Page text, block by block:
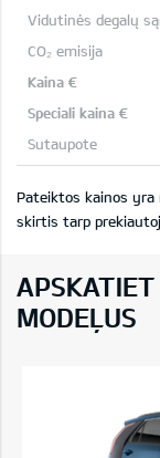
Pateiktos kainos yra
skirtis tarp
MODEĻUS